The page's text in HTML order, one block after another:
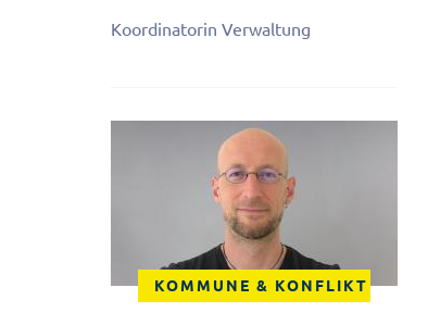
Koordinatorin Verwaltung
KOMMUNE & KONFLIKT